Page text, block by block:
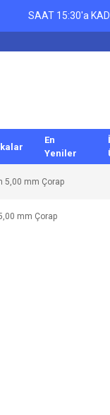
SAAT 15:30'a
En
Yeniler
5,00 mm Çorap